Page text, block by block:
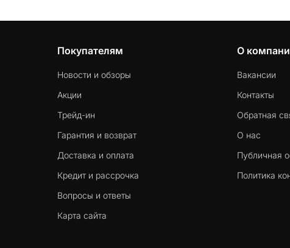
Покупателям
Новости и обзоры
Акции
Трейд-ин
Гарантия и возврат
Доставка и оплата
Кредит и рассрочка
Вопросы и ответы
Карта сайта
О
Вакансии
Контакты
Обратная
О нас
Публичная
Политика